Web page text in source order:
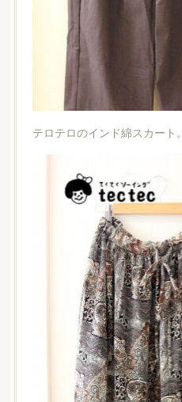
テロテロのインド綿スカート。